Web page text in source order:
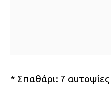
* Σπαθάρι: 7 αυτοψίες